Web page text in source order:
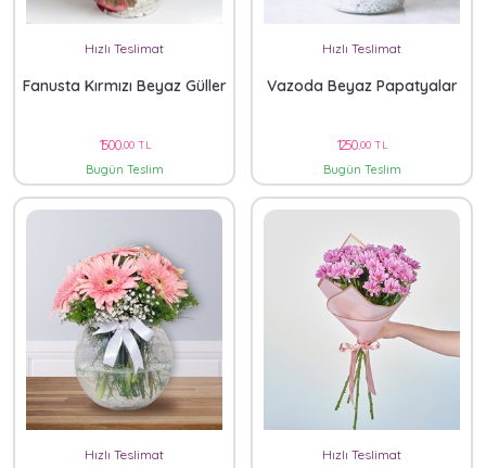
Hızlı Teslimat
Fanusta Kırmızı Beyaz Güller
1500,00 TL
Bugün Teslim
Hızlı Teslimat
Vazoda Beyaz Papatyalar
1250,00 TL
Bugün Teslim
Hızlı Teslimat Hızlı Teslimat